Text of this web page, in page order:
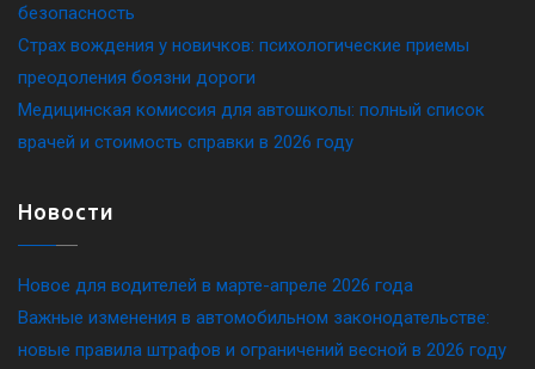
безопасность
Страх вождения у новичков: психологические приемы
преодоления боязни дороги
Медицинская комиссия для автошколы: полный список
врачей и стоимость справки в 2026 году
Новости
Новое для водителей в марте-апреле 2026 года
Важные изменения в автомобильном законодательстве:
новые правила штрафов и ограничений весной в 2026 году